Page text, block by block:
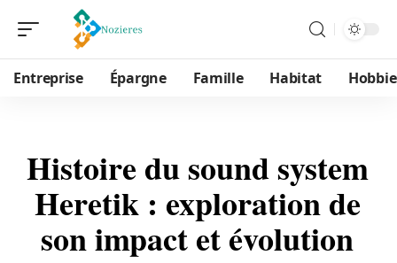
Entreprise Épargne Famille Habitat
Histoire du sound system
Heretik : exploration de
son impact et évolution